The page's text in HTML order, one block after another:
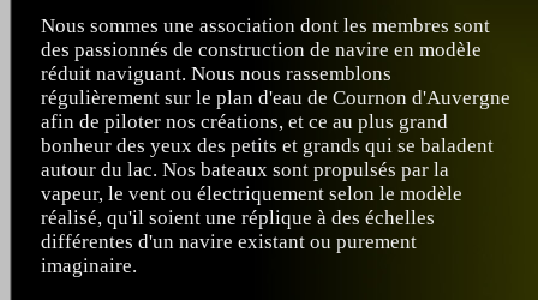
Nous sommes une association dont les membres sont
des passionnés de construction de navire en modèle
réduit naviguant. Nous nous rassemblons
régulièrement sur le plan d'eau de Cournon d'Auvergne
afin de piloter nos créations, et ce au plus grand
bonheur des yeux des petits et grands qui se baladent
autour du lac. Nos bateaux sont propulsés par la
vapeur, le vent ou électriquement selon le modèle
réalisé, qu'il soient une réplique à des échelles
différentes d'un navire existant ou purement
imaginaire.